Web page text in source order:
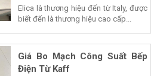
Elica là thương hiệu đến từ Italy, được
biết đến là thương hiệu cao cấp...
Giá Bo Mạch Công Suất Bếp
Điện Từ Kaff